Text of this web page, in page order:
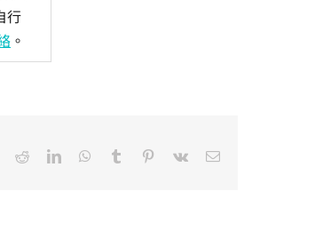
行
。
RedditLinkedInWhatsApp
Tumblr Pinterest
Vk Email: